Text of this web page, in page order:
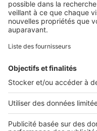
Retrouvez-nous sur ...
L'ENTREPRISE